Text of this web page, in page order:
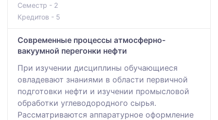
Семестр - 2
Кредитов - 5
Современные процессы атмосферно-
вакуумной перегонки нефти
При изучении дисциплины обучающиеся
овладевают знаниями в области первичной
подготовки нефти и изучении промысловой
обработки углеводородного сырья.
Рассматриваются аппаратурное оформление